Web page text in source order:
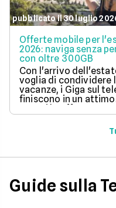
pubblicato il 30 luglio
Offerte mobile per
2026: naviga senza
con oltre 300GB
Con l'arrivo
voglia di condividere
vacanze, i Giga sul
finiscono in un
Scopri le offerte
telefoniche di luglio
per navigare veloci in
con tantissimi Giga e
abbonamento.
Guide sulla